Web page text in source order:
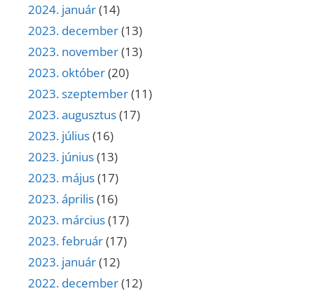
2024. január(14)
2023. december(13)
2023. november(13)
2023. október(20)
2023. szeptember(11)
2023. augusztus(17)
2023. július(16)
2023. június(13)
2023. május(17)
2023. április(16)
2023. március(17)
2023. február(17)
2023. január(12)
2022. december(12)